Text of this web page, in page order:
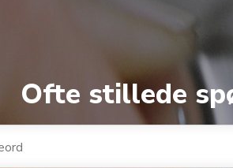
Ofte stillede